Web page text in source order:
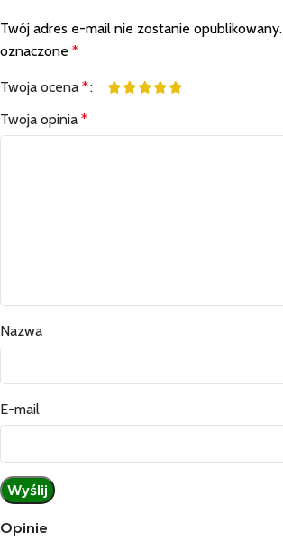
Opinie
Twój adres e-mail nie zostanie opublikowany.
oznaczone *
Twoja ocena *
Twoja opinia *
Nazwa
E-mail